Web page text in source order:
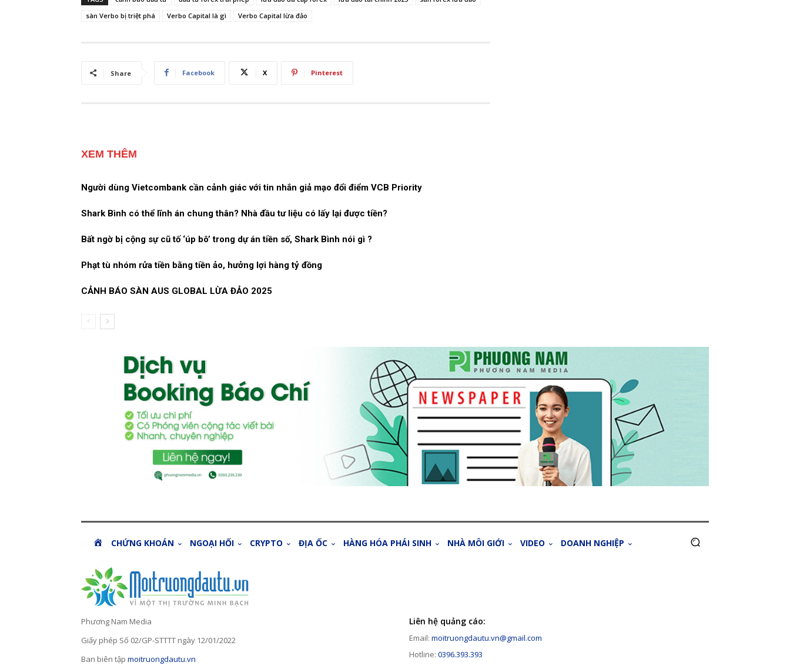
sàn Verbo bị triệt phá
Verbo Capital là gì Verbo Capital lừa đảo
Share Facebook X Pinterest
XEM THÊM
Người dùng Vietcombank cần cảnh giác với tin nhắn giả mạo đổi điểm VCB Priority
Shark Bình có thể lĩnh án chung thân? Nhà đầu tư liệu có lấy lại được tiền?
Bất ngờ bị cộng sự cũ tố ‘úp bô’ trong dự án tiền số, Shark Bình nói gì ?
Phạt tù nhóm rửa tiền bằng tiền ảo, hưởng lợi hàng tỷ đồng
CẢNH BÁO SÀN AUS GLOBAL LỪA ĐẢO 2025
M
E
CHỨNG KHOÁN NGOẠI HỐI CRYPTO ĐỊA ỐC HÀNG HÓA PHÁI SINH NHÀ MÔI GIỚI VIDEO DOANH NGHIỆP
Phương Nam Media
Giấy phép Số 02/GP-STTTT ngày 12/01/2022
Ban biên tập moitruongdautu.vn
Liên hệ quảng cáo:
Email: moitruongdautu.vn@gmail.com
Hotline: 0396.393.393